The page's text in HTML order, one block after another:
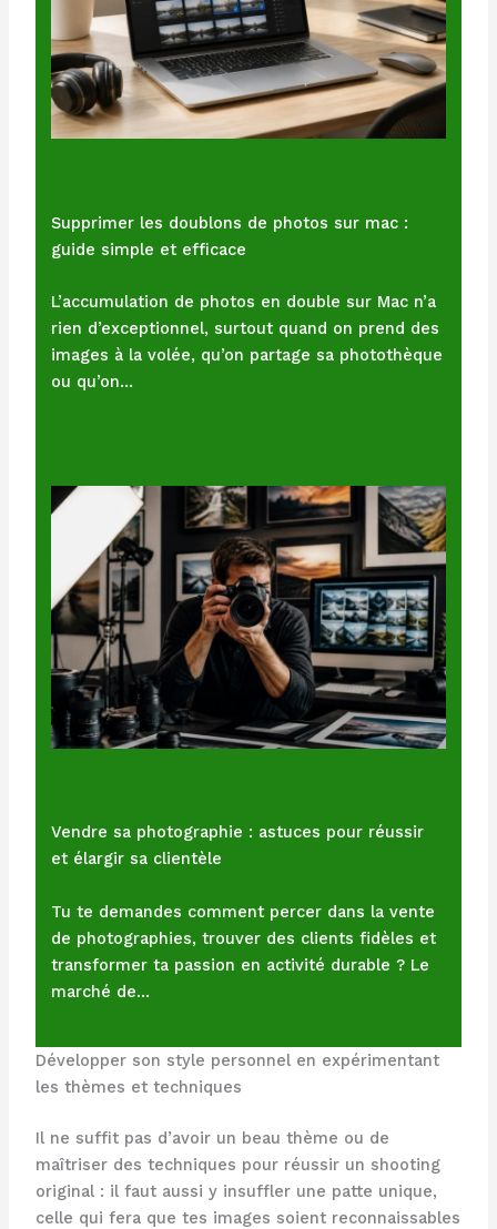
Supprimer les doublons de photos sur mac :
guide simple et efficace
L’accumulation de photos en double sur Mac n’a
rien d’exceptionnel, surtout quand on prend des
images à la volée, qu’on partage sa photothèque
ou qu’on…
Vendre sa photographie : astuces pour réussir
et élargir sa clientèle
Tu te demandes comment percer dans la vente
de photographies, trouver des clients fidèles et
transformer ta passion en activité durable ? Le
marché de…
Développer son style personnel en expérimentant
les thèmes et techniques
Il ne suffit pas d’avoir un beau thème ou de
maîtriser des techniques pour réussir un shooting
original : il faut aussi y insuffler une patte unique,
celle qui fera que tes images soient reconnaissables